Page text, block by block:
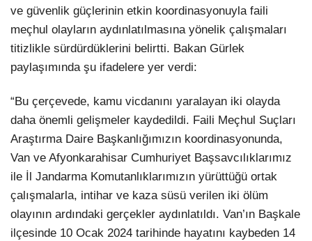
ve güvenlik güçlerinin etkin koordinasyonuyla faili
meçhul olayların aydınlatılmasına yönelik çalışmaları
titizlikle sürdürdüklerini belirtti. Bakan Gürlek
paylaşımında şu ifadelere yer verdi:
“Bu çerçevede, kamu vicdanını yaralayan iki olayda
daha önemli gelişmeler kaydedildi. Faili Meçhul Suçları
Araştırma Daire Başkanlığımızın koordinasyonunda,
Van ve Afyonkarahisar Cumhuriyet Başsavcılıklarımız
ile İl Jandarma Komutanlıklarımızın yürüttüğü ortak
çalışmalarla, intihar ve kaza süsü verilen iki ölüm
olayının ardındaki gerçekler aydınlatıldı. Van’ın Başkale
ilçesinde 10 Ocak 2024 tarihinde hayatını kaybeden 14